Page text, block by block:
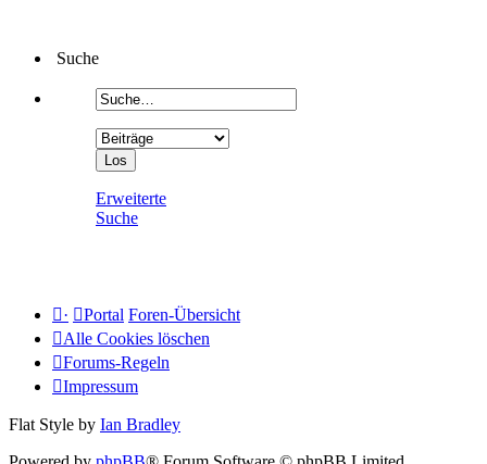
Suche
Erweiterte
Suche
· Portal Foren-Übersicht
Alle Cookies löschen
Forums-Regeln
Impressum
Flat Style by Ian Bradley